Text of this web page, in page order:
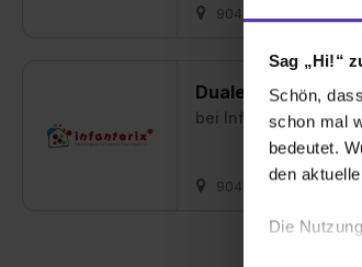
Sag „Hi!“
Schön,
schon mal
bedeutet.
den
Die
90402 Nürnberg + 1
Duales Studium
bei Infanterix -
90402 Nürnberg + 1